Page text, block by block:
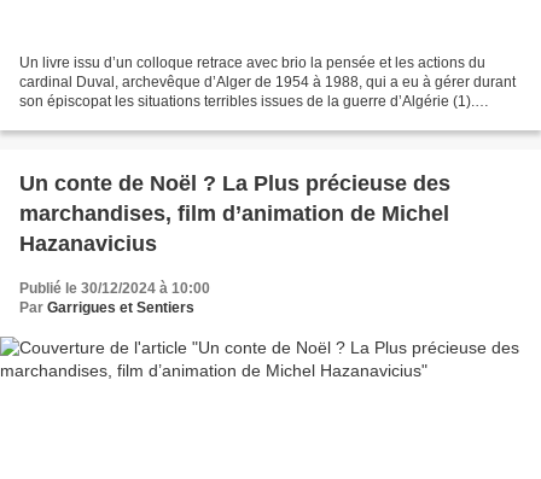
Un livre issu d’un colloque retrace avec brio la pensée et les actions du
cardinal Duval, archevêque d’Alger de 1954 à 1988, qui a eu à gérer durant
son épiscopat les situations terribles issues de la guerre d’Algérie (1).
Un conte de Noël ? La Plus précieuse des
marchandises, film d’animation de Michel
Hazanavicius
Publié le 30/12/2024 à 10:00
Par Garrigues et Sentiers